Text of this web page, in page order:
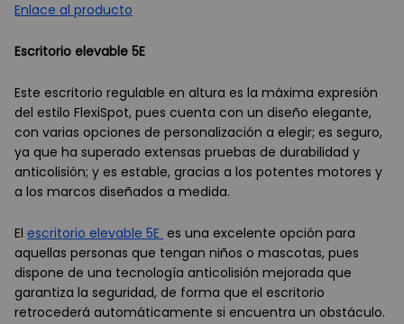
Enlace al producto
Escritorio elevable 5E
Este escritorio regulable en altura es la máxima expresión
del estilo FlexiSpot, pues cuenta con un diseño elegante,
con varias opciones de personalización a elegir; es seguro,
ya que ha superado extensas pruebas de durabilidad y
anticolisión; y es estable, gracias a los potentes motores y
a los marcos diseñados a medida.
El escritorio elevable 5E es una excelente opción para
aquellas personas que tengan niños o mascotas, pues
dispone de una tecnología anticolisión mejorada que
garantiza la seguridad, de forma que el escritorio
retrocederá automáticamente si encuentra un obstáculo.